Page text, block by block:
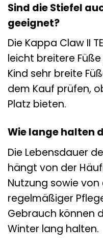
Sind die Stiefel
geeignet?
Die Kappa Claw II
leicht breitere
Kind sehr breite
dem Kauf prüfen,
Platz bieten.
Wie lange halten
Die Lebensdauer
hängt von der
Nutzung sowie von
regelmäßiger
Gebrauch können
Winter lang halten.